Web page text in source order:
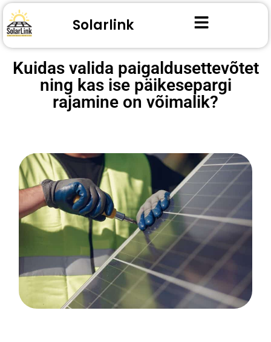
Solarlink
Kuidas valida paigaldusettevõtet
ning kas ise päikesepargi
rajamine on võimalik?